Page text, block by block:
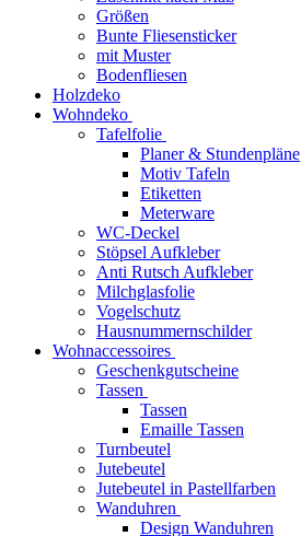
Größen
Bunte Fliesensticker
mit Muster
Bodenfliesen
Holzdeko
Wohndeko
Tafelfolie
Planer & Stundenpläne
Motiv Tafeln
Etiketten
Meterware
WC-Deckel
Stöpsel Aufkleber
Anti Rutsch Aufkleber
Milchglasfolie
Vogelschutz
Hausnummernschilder
Wohnaccessoires
Geschenkgutscheine
Tassen
Tassen
Emaille Tassen
Turnbeutel
Jutebeutel
Jutebeutel in Pastellfarben
Wanduhren
Design Wanduhren